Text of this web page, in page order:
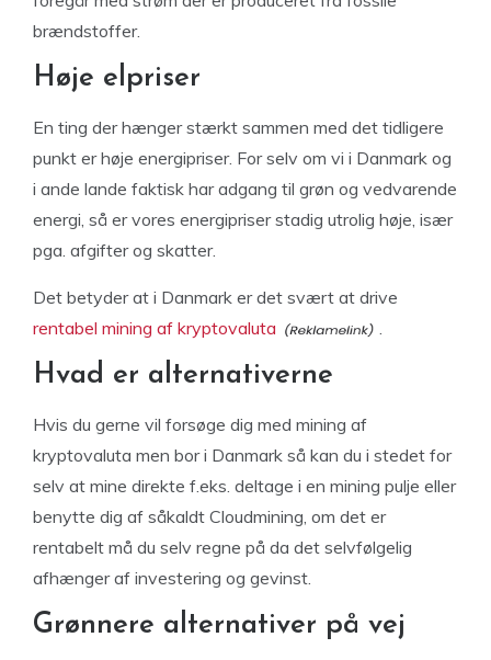
brændstoffer.
Høje elpriser
En ting der hænger stærkt sammen med det tidligere
punkt er høje energipriser. For selv om vi i Danmark og
i ande lande faktisk har adgang til grøn og vedvarende
energi, så er vores energipriser stadig utrolig høje, især
pga. afgifter og skatter.
Det betyder at i Danmark er det svært at drive
rentabel mining af kryptovaluta
.
Hvad er alternativerne
Hvis du gerne vil forsøge dig med mining af
kryptovaluta men bor i Danmark så kan du i stedet for
selv at mine direkte f.eks. deltage i en mining pulje eller
benytte dig af såkaldt Cloudmining, om det er
rentabelt må du selv regne på da det selvfølgelig
afhænger af investering og gevinst.
Grønnere alternativer på vej